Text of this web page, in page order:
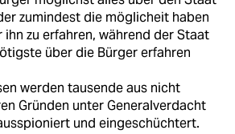
zumindest die möglicheit haben
ihn zu erfahren, während der Staat
über die Bürger erfahren
werden tausende aus nicht
Gründen unter Generalverdacht
und eingeschüchtert.